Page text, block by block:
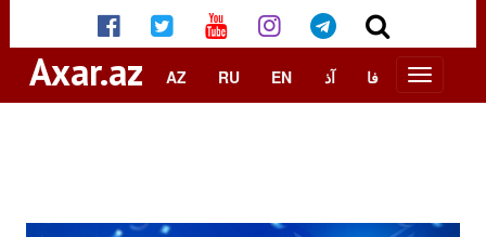
Axar.az AZ RU EN آذ فا